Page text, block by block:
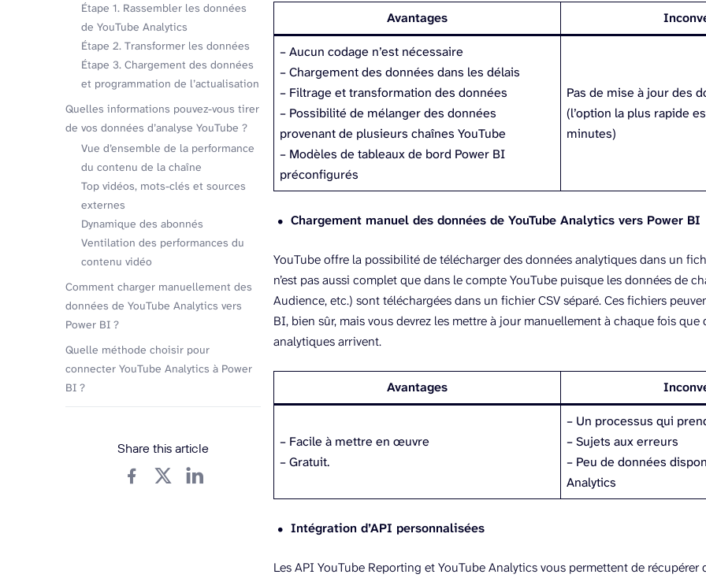
Étape 1. Rassembler les données
de YouTube Analytics
Étape 2. Transformer les données
Étape 3. Chargement des données
et programmation de l’actualisation
Quelles informations pouvez-vous tirer
de vos données d’analyse YouTube ?
Vue d’ensemble de la performance
du contenu de la chaîne
Top vidéos, mots-clés et sources
externes
Dynamique des abonnés
Ventilation des performances du
contenu vidéo
Comment charger manuellement des
données de YouTube Analytics vers
Power BI ?
Quelle méthode choisir pour
connecter YouTube Analytics à Power
BI ?
Share this article
Avantages
– Aucun codage n’est nécessaire
– Chargement des données dans les délais
– Filtrage et transformation des données
– Possibilité de mélanger des données
provenant de plusieurs chaînes YouTube
– Modèles de tableaux de bord Power BI
préconfigurés
Pas de mise à jour des
(l’option la plus rapide
minutes)
Chargement manuel des données de YouTube Analytics vers Power BI
YouTube offre la possibilité de télécharger des données analytiques dans un
n’est pas aussi complet que dans le compte YouTube puisque les données de
Audience, etc.) sont téléchargées dans un fichier CSV séparé. Ces fichiers
BI, bien sûr, mais vous devrez les mettre à jour manuellement à chaque fois que
analytiques arrivent.
Avantages
– Facile à mettre en œuvre
– Gratuit.
– Un processus qui
– Sujets aux erreurs
– Peu de données
Analytics
Intégration d’API personnalisées
Les API YouTube Reporting et YouTube Analytics vous permettent de récupérer